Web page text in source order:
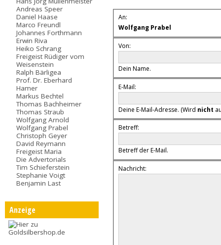
Andreas Speer
Daniel Haase
Marco Freundl
Johannes Forthmann
Erwin Riva
Heiko Schrang
Freigeist Rüdiger vom
Weisenstein
Ralph Bärligea
Prof. Dr. Eberhard
Hamer
Markus Bechtel
Thomas Bachheimer
Thomas Straub
Wolfgang Arnold
Wolfgang Prabel
Christoph Geyer
David Reymann
Freigeist Maria
Die Advertorials
Tim Schieferstein
Stephanie Voigt
Benjamin Last
Anzeige
An:
Wolfgang Prabel
Von:
Dein Name.
E-Mail:
Deine E-Mail-Adresse. (Wird nicht
Betreff:
Betreff der E-Mail.
Nachricht: